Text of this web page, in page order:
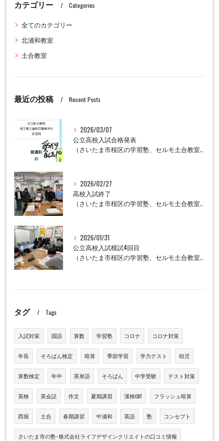
カテゴリー Categories
全てのカテゴリー
北浦和教室
土合教室
最近の投稿 Recent Posts
2026/03/07
公立高校入試合格発表
（さいたま市桜区の学習塾、セルモ土合教室）
2026/02/27
高校入試終了
（さいたま市桜区の学習塾、セルモ土合教室）
2026/01/31
公立高校入試模試4回目
（さいたま市桜区の学習塾、セルモ土合教室）
タグ Tags
入試対策 国語 算数 学習塾 コロナ コロナ対策
年長 そろばん検定 暗算 季節学習 学力テスト 幼児
算数検定 年中 英単語 そろばん 中学受験 テスト対策
英検 英会話 作文 夏期講習 漢検CBT フラッシュ暗算
西堀 土合 春期講習 中浦和 英語 塾 コンセプト
さいたま市の塾･株式会社ライフデザインクリエイトの口コミ情報